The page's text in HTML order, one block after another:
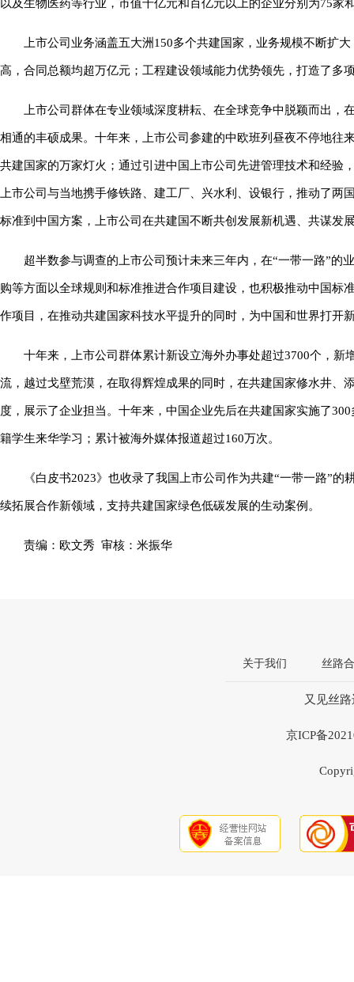
以及生物医药等行业，市值千亿元和百亿元以上的企业分别为75家
上市公司业务涵盖五大洲150多个共建国家，业务规模不断扩
高，合同总额均超万亿元；工程建设领域能力优势领先，打造了
上市公司群体在专业领域深度耕耘、在全球竞争中脱颖而出
相通的丰硕成果。十年来，上市公司参建的中欧班列昼夜不停地往
共建国家的万家灯火；通过引进中国上市公司先进管理技术和经
上市公司与当地携手修铁路、建工厂、兴水利、设银行，推动了
标准到中国方案，上市公司在共建国不断共创发展新机遇、共谋发
超半数参与调查的上市公司预计未来三年内，在“一带一路”的
购等方面以全球规则和标准推进合作项目建设，也积极推动中国标
作项目，在推动共建国家科技水平提升的同时，为中国和世界打开
十年来，上市公司群体累计新设立海外办事处超过3700个，
流，越过戈壁荒漠，在取得辉煌成果的同时，在共建国家修水井、
度，展示了企业担当。十年来，中国企业先后在共建国家实施了
籍学生来华学习；累计被海外媒体报道超过160万次。
《白皮书2023》也收录了我国上市公司作为共建“一带一路”
续拓展合作新领域，支持共建国家绿色低碳发展的生动案例。
责编：欧文秀 审核：米振华
关于我们 丝路
又见丝
京ICP备